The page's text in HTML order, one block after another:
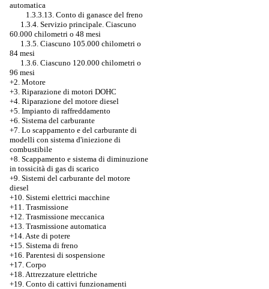
automatica
1.3.3.13. Conto di ganasce del freno
1.3.4. Servizio principale. Ciascuno
60.000 chilometri o 48 mesi
1.3.5. Ciascuno 105.000 chilometri o
84 mesi
1.3.6. Ciascuno 120.000 chilometri o
96 mesi
+2. Motore
+3. Riparazione di motori DOHC
+4. Riparazione del motore diesel
+5. Impianto di raffreddamento
+6. Sistema del carburante
+7. Lo scappamento e del carburante di
modelli con sistema d'iniezione di
combustibile
+8. Scappamento e sistema di diminuzione
in tossicità di gas di scarico
+9. Sistemi del carburante del motore
diesel
+10. Sistemi elettrici macchine
+11. Trasmissione
+12. Trasmissione meccanica
+13. Trasmissione automatica
+14. Aste di potere
+15. Sistema di freno
+16. Parentesi di sospensione
+17. Corpo
+18. Attrezzature elettriche
+19. Conto di cattivi funzionamenti